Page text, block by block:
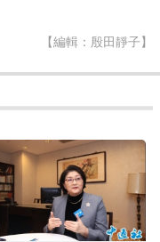
【編輯：殷田靜子】